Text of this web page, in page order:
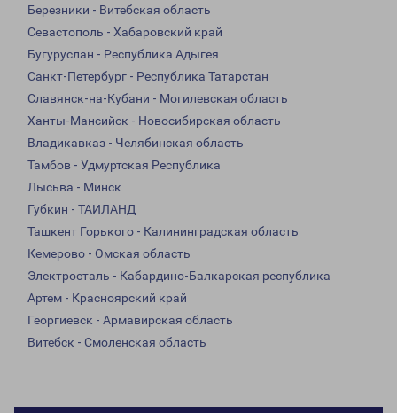
Березники - Витебская область
Севастополь - Хабаровский край
Бугуруслан - Республика Адыгея
Санкт-Петербург - Республика Татарстан
Славянск-на-Кубани - Могилевская область
Ханты-Мансийск - Новосибирская область
Владикавказ - Челябинская область
Тамбов - Удмуртская Республика
Лысьва - Минск
Губкин - ТАИЛАНД
Ташкент Горького - Калининградская область
Кемерово - Омская область
Электросталь - Кабардино-Балкарская республика
Артем - Красноярский край
Георгиевск - Армавирская область
Витебск - Смоленская область